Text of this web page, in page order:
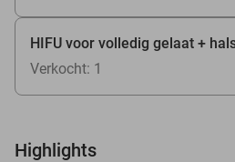
HIFU voor volledig gelaat +
Verkocht: 1
Highlights